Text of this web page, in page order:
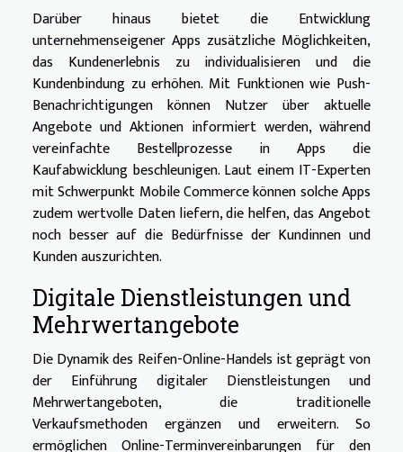
Darüber hinaus bietet die Entwicklung
unternehmenseigener Apps zusätzliche Möglichkeiten,
das Kundenerlebnis zu individualisieren und die
Kundenbindung zu erhöhen. Mit Funktionen wie Push-
Benachrichtigungen können Nutzer über aktuelle
Angebote und Aktionen informiert werden, während
vereinfachte Bestellprozesse in Apps die
Kaufabwicklung beschleunigen. Laut einem IT-Experten
mit Schwerpunkt Mobile Commerce können solche Apps
zudem wertvolle Daten liefern, die helfen, das Angebot
noch besser auf die Bedürfnisse der Kundinnen und
Kunden auszurichten.
Digitale Dienstleistungen und
Mehrwertangebote
Die Dynamik des Reifen-Online-Handels ist geprägt von
der Einführung digitaler Dienstleistungen und
Mehrwertangeboten, die traditionelle
Verkaufsmethoden ergänzen und erweitern. So
ermöglichen Online-Terminvereinbarungen für den